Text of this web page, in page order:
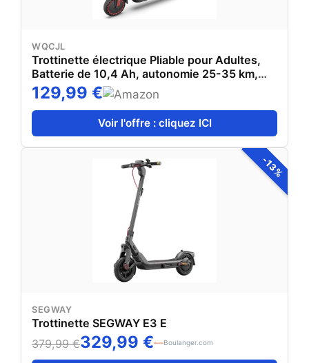
WQCJL
Trottinette électrique Pliable pour Adultes,
Batterie de 10,4 Ah, autonomie 25-35 km,
Connexion app
129,99 €
Voir l'offre : cliquez ICI
-13%
SEGWAY
Trottinette SEGWAY E3 E
379,99 €329,99 € Boulanger.com